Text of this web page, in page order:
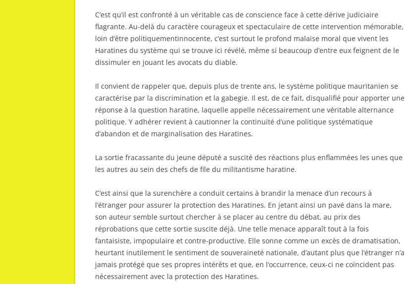
C’est qu’il est confronté à un véritable cas de conscience face à cette dérive judiciaire
flagrante. Au-delà du caractère courageux et spectaculaire de cette intervention mémorable,
loin d’être politiquementinnocente, c’est surtout le profond malaise moral que vivent les
Haratines du système qui se trouve ici révélé, même si beaucoup d’entre eux feignent de le
dissimuler en jouant les avocats du diable.
Il convient de rappeler que, depuis plus de trente ans, le système politique mauritanien se
caractérise par la discrimination et la gabegie. Il est, de ce fait, disqualifié pour apporter une
réponse à la question haratine, laquelle appelle nécessairement une véritable alternance
politique. Y adhérer revient à cautionner la continuité d’une politique systématique
d’abandon et de marginalisation des Haratines.
La sortie fracassante du jeune député a suscité des réactions plus enflammées les unes que
les autres au sein des chefs de file du militantisme haratine.
C’est ainsi que la surenchère a conduit certains à brandir la menace d’un recours à
l’étranger pour assurer la protection des Haratines. En jetant ainsi un pavé dans la mare,
son auteur semble surtout chercher à se placer au centre du débat, au prix des
réprobations que cette sortie suscite déjà. Une telle menace apparaît tout à la fois
fantaisiste, impopulaire et contre-productive. Elle sonne comme un excès de dramatisation,
heurtant inutilement le sentiment de souveraineté nationale, d’autant plus que l’étranger n’a
jamais protégé que ses propres intérêts et que, en l’occurrence, ceux-ci ne coïncident pas
nécessairement avec la protection des Haratines.